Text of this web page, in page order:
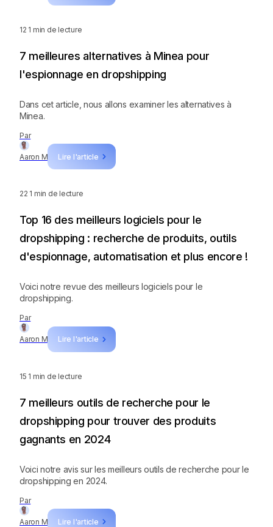
12 1 min de lecture
Par
Aaron M Lire l'article
7 meilleures alternatives à Minea pour
l'espionnage en dropshipping
Dans cet article, nous allons examiner les alternatives à
Minea.
22 1 min de lecture
Par
Aaron M Lire l'article
Top 16 des meilleurs logiciels pour le
dropshipping : recherche de produits, outils
d'espionnage, automatisation et plus encore !
Voici notre revue des meilleurs logiciels pour le
dropshipping.
15 1 min de lecture
Par
Aaron M Lire l'article
7 meilleurs outils de recherche pour le
dropshipping pour trouver des produits
gagnants en 2024
Voici notre avis sur les meilleurs outils de recherche pour le
dropshipping en 2024.